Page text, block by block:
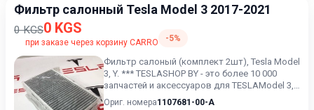
Фильтр салонный Tesla Model 3 2017-2021
0 KGS0 KGS
при заказе через корзину CARRO -5%
Фильтр салоный (комплект 2шт), Tesla Model
3, Y. *** TESLASHOP BY - это более 10 000
запчастей и аксессуаров для TESLAModel 3,
Model X, Mode...
Ориг. номера1107681-00-A